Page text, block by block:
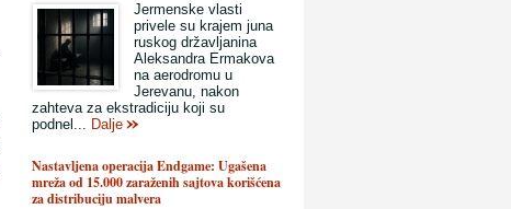
Jermenske vlasti
privele su krajem juna
ruskog državljanina
Aleksandra Ermakova
na aerodromu u
Jerevanu, nakon
zahteva za ekstradiciju koji su
podnel... Dalje
Nastavljena operacija Endgame: Ugašena
mreža od 15.000 zaraženih sajtova korišćena
za distribuciju malvera